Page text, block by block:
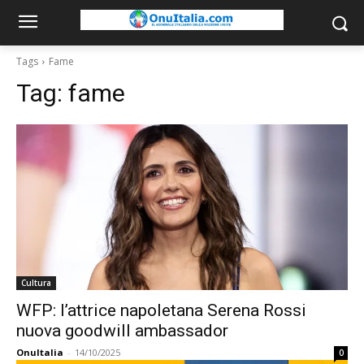
Tags Fame
Tag: fame
Cultura
WFP: l’attrice napoletana Serena Rossi
nuova goodwill ambassador
OnuItalia - 14/10/2025 0